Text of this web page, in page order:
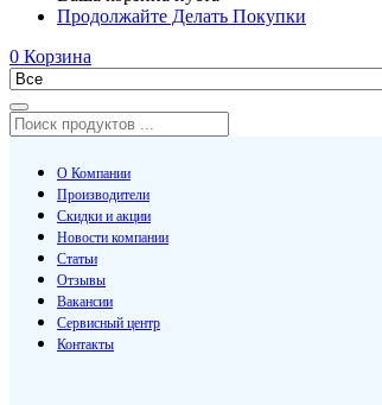
Продолжайте Делать Покупки
0 Корзина
О Компании
Производители
Скидки и акции
Новости компании
Статьи
Отзывы
Вакансии
Сервисный центр
Контакты